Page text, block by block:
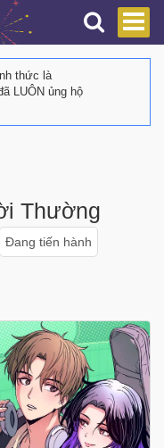
thức là
LUÔN ủng hộ
Thường
Đang tiến hành